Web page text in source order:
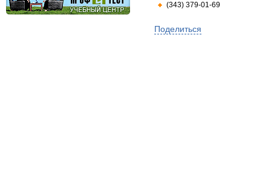
(343) 379-01-69
Поделиться